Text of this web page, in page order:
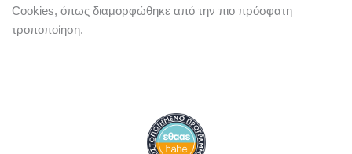
Cookies, όπως διαμορφώθηκε από την πιο πρόσφατη
τροποποίηση.